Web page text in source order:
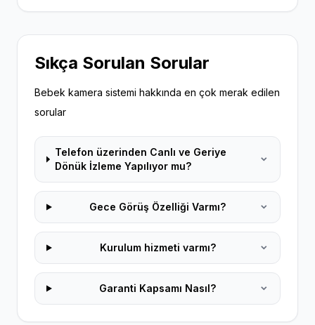
Sıkça Sorulan Sorular
Bebek kamera sistemi hakkında en çok merak edilen
sorular
Telefon üzerinden Canlı ve Geriye
Dönük İzleme Yapılıyor mu?
Gece Görüş Özelliği Varmı?
Kurulum hizmeti varmı?
Garanti Kapsamı Nasıl?